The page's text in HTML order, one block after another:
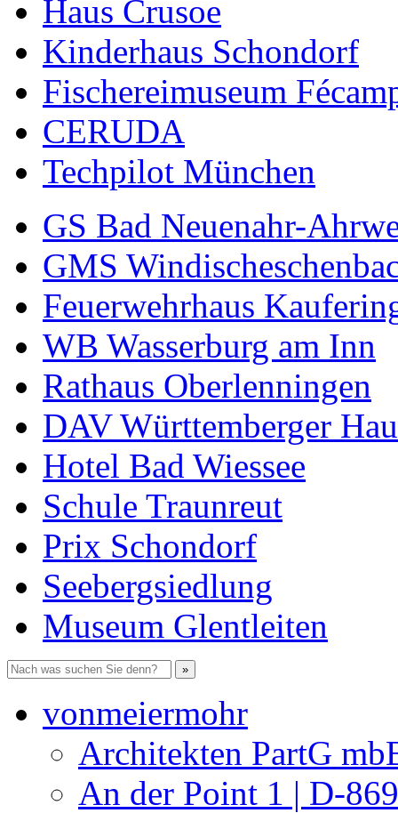
Haus Crusoe
Kinderhaus Schondorf
Fischereimuseum
CERUDA
Techpilot München
GS Bad Neuenahr-
GMS
Feuerwehrhaus
WB Wasserburg am Inn
Rathaus Oberlenningen
DAV Württemberger
Hotel Bad Wiessee
Schule Traunreut
Prix Schondorf
Seebergsiedlung
Museum Glentleiten
vonmeiermohr
Architekten PartG
An der Point 1 | D-